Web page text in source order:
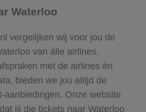
Waterloo
vergelijken wij voor jou de
van álle airlines.
met de airlines én
bieden we jou altijd de
aanbiedingen. Onze website
jij die tickets naar Waterloo